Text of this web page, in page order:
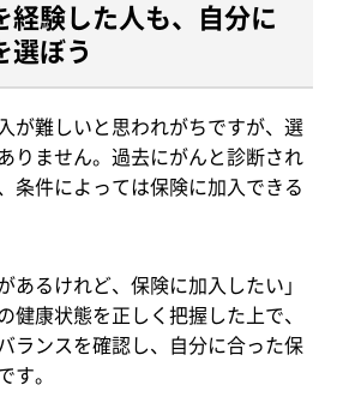
経験した人も、自分に
選ぼう
が難しいと思われがちですが、選
りません。過去にがんと診断され
条件によっては保険に加入できる
あるけれど、保険に加入したい」
健康状態を正しく把握した上で、
ランスを確認し、自分に合った保
す。